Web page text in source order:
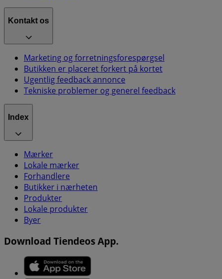
Kontakt os
Marketing og forretningsforespørgsel
Butikken er placeret forkert på kortet
Ugentlig feedback annonce
Tekniske problemer og generel feedback
Index
Mærker
Lokale mærker
Forhandlere
Butikker i nærheten
Produkter
Lokale produkter
Byer
Download Tiendeos App.